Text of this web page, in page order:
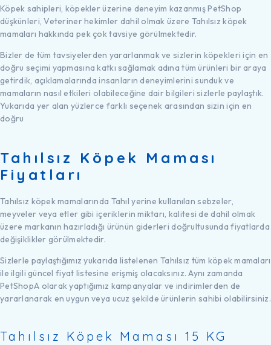
Köpek sahipleri, köpekler üzerine deneyim kazanmış PetShop
düşkünleri, Veteriner hekimler dahil olmak üzere Tahılsız köpek
mamaları hakkında pek çok tavsiye görülmektedir.
Bizler de tüm tavsiyelerden yararlanmak ve sizlerin köpekleri için en
doğru seçimi yapmasına katkı sağlamak adına tüm ürünleri bir araya
getirdik, açıklamalarında insanların deneyimlerini sunduk ve
mamaların nasıl etkileri olabileceğine dair bilgileri sizlerle paylaştık.
Yukarıda yer alan yüzlerce farklı seçenek arasından sizin için en
doğru
Tahılsız Köpek Maması
Fiyatları
Tahılsız köpek mamalarında Tahıl yerine kullanılan sebzeler,
meyveler veya etler gibi içeriklerin miktarı, kalitesi de dahil olmak
üzere markanın hazırladığı ürünün giderleri doğrultusunda fiyatlarda
değişiklikler görülmektedir.
Sizlerle paylaştığımız yukarıda listelenen Tahılsız tüm köpek mamaları
ile ilgili güncel fiyat listesine erişmiş olacaksınız. Aynı zamanda
PetShopA olarak yaptığımız kampanyalar ve indirimlerden de
yararlanarak en uygun veya ucuz şekilde ürünlerin sahibi olabilirsiniz.
Tahılsız Köpek Maması 15 KG